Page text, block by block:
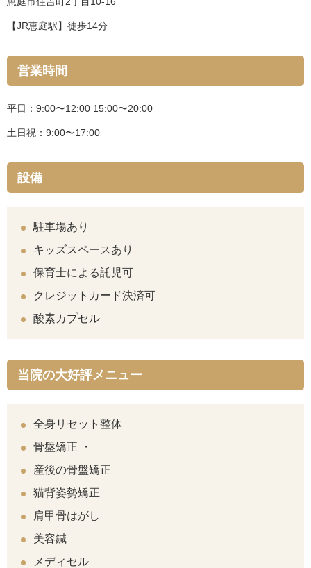
【JR恵庭駅】徒歩14分
営業時間
平日：9:00〜12:00 15:00〜20:00
土日祝：9:00〜17:00
設備
駐車場あり
キッズスペースあり
保育士による託児可
クレジットカード決済可
酸素カプセル
当院の大好評メニュー
全身リセット整体
骨盤矯正 ・
産後の骨盤矯正
猫背姿勢矯正
肩甲骨はがし
美容鍼
メディセル